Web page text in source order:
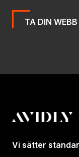
TA DIN
Vi sätter